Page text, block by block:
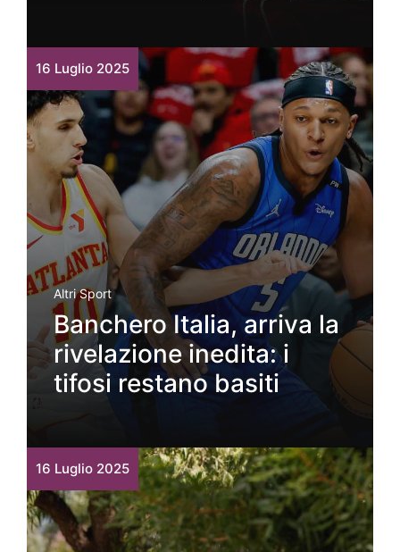
16 Luglio 2025
Altri Sport
Banchero Italia, arriva la
rivelazione inedita: i
tifosi restano basiti
16 Luglio 2025